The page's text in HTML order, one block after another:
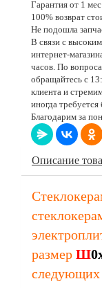
Гарантия от 1
100% возврат
Не подошла
В связи с
интернет-
часов. По
обращайтесь с
клиента и
иногда
Благодарим за
Описание
размер Ш
следующих